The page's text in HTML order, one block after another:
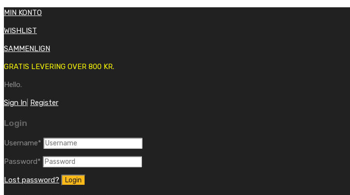
MIN KONTO
WISHLIST
SAMMENLIGN
GRATIS LEVERING OVER 800 KR.
Hello.
Sign In Register
Login
Username*
Password*
Lost password?